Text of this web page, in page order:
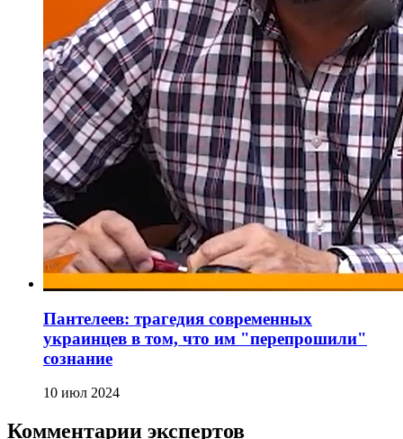
Пантелеев: трагедия современных
украинцев в том, что им "перепрошили"
сознание
10 июл 2024
Комментарии экспертов